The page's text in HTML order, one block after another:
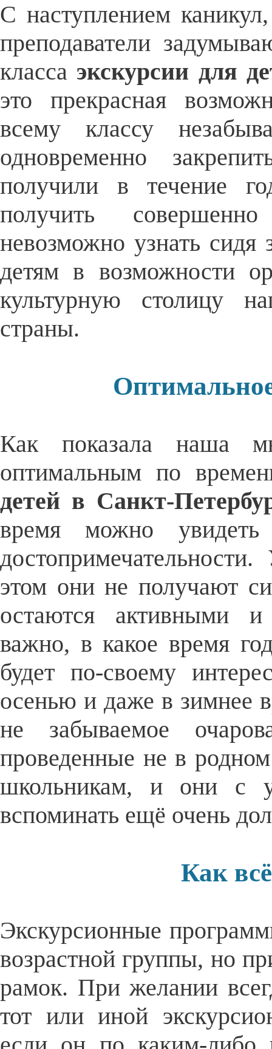
С наступлением
преподаватели
класса экскурсии для
это прекрасная
всему классу
одновременно
получили в течение
получить
невозможно узнать сидя
детям в возможности
культурную столицу
страны.
Как показала наша
оптимальным по
детей в Санкт-
время можно увидеть
этом они не получают
остаются активными
важно, в какое время
будет по-своему
осенью и даже в зимнее
не забываемое
проведенные не в
школьникам, и они с
вспоминать ещё очень
Как
Экскурсионные
возрастной группы, но
рамок. При желании
тот или иной